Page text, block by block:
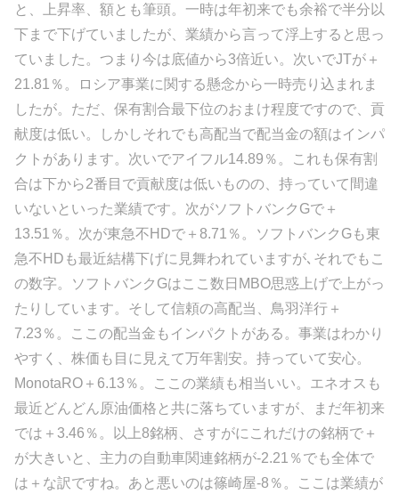
と、上昇率、額とも筆頭。一時は年初来でも余裕で半分以
下まで下げていましたが、業績から言って浮上すると思っ
ていました。つまり今は底値から3倍近い。次いでJTが＋
21.81％。ロシア事業に関する懸念から一時売り込まれま
したが。ただ、保有割合最下位のおまけ程度ですので、貢
献度は低い。しかしそれでも高配当で配当金の額はインパ
クトがあります。次いでアイフル14.89％。これも保有割
合は下から2番目で貢献度は低いものの、持っていて間違
いないといった業績です。次がソフトバンクGで＋
13.51％。次が東急不HDで＋8.71％。ソフトバンクGも東
急不HDも最近結構下げに見舞われていますが､それでもこ
の数字。ソフトバンクGはここ数日MBO思惑上げで上がっ
たりしています。そして信頼の高配当、鳥羽洋行＋
7.23％。ここの配当金もインパクトがある。事業はわかり
やすく、株価も目に見えて万年割安。持っていて安心。
MonotaRO＋6.13％。ここの業績も相当いい。エネオスも
最近どんどん原油価格と共に落ちていますが、まだ年初来
では＋3.46％。以上8銘柄、さすがにこれだけの銘柄で＋
が大きいと、主力の自動車関連銘柄が-2.21％でも全体で
は＋な訳ですね。あと悪いのは篠崎屋-8％。ここは業績が